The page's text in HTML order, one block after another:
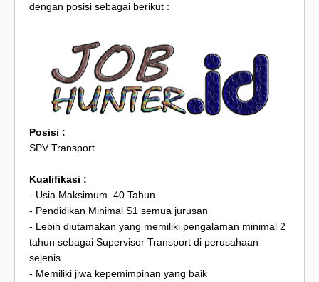
dengan posisi sebagai berikut :
Posisi :
SPV Transport
Kualifikasi :
- Usia Maksimum. 40 Tahun
- Pendidikan Minimal S1 semua jurusan
- Lebih diutamakan yang memiliki pengalaman minimal 2
tahun sebagai Supervisor Transport di perusahaan
sejenis
- Memiliki jiwa kepemimpinan yang baik